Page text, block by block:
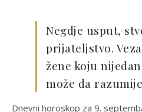
Negdje usput,
prijateljstvo.
žene koju
može da
Dnevni horoskop za 9.